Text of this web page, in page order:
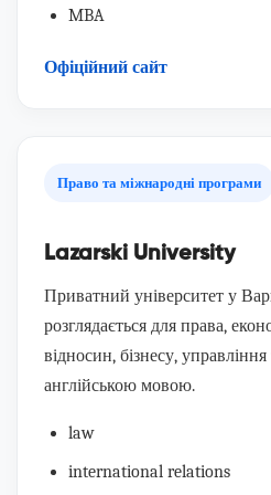
MBA
Офіційний сайт
Право та міжнародні програми
Lazarski University
Приватний університет у
розглядається для права,
відносин, бізнесу,
англійською мовою.
law
international relations